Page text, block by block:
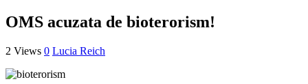
OMS acuzata de bioterorism!
2 Views 0 Lucia Reich